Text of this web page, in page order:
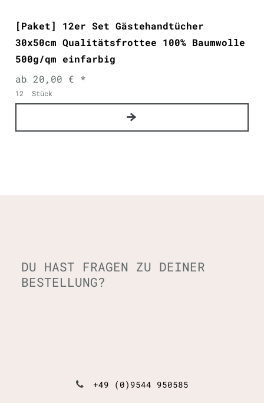
[Paket] 12er Set Gästehandtücher
30x50cm Qualitätsfrottee 100% Baumwolle
500g/qm einfarbig
ab 20,00 € *
12 Stück
DU HAST FRAGEN ZU DEINER
BESTELLUNG?
+49 (0)9544 950585